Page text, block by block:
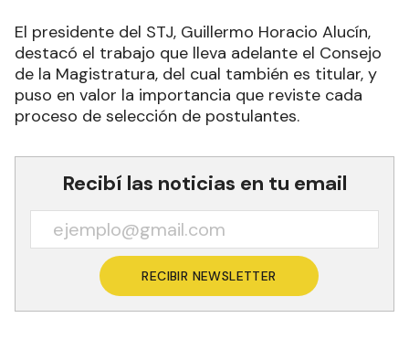
El presidente del STJ, Guillermo Horacio Alucín,
destacó el trabajo que lleva adelante el Consejo
de la Magistratura, del cual también es titular, y
puso en valor la importancia que reviste cada
proceso de selección de postulantes.
Recibí las noticias en tu email
RECIBIR NEWSLETTER